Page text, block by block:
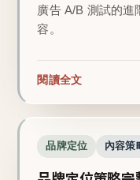
廣告 A/B 測試的進
容。
閱讀全文
品牌定位 內容策